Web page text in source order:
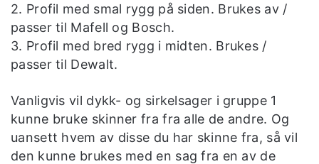
2. Profil med smal rygg på siden. Brukes av /
passer til Mafell og Bosch.
3. Profil med bred rygg i midten. Brukes /
passer til Dewalt.
Vanligvis vil dykk- og sirkelsager i gruppe 1
kunne bruke skinner fra fra alle de andre. Og
uansett hvem av disse du har skinne fra, så vil
den kunne brukes med en sag fra en av de